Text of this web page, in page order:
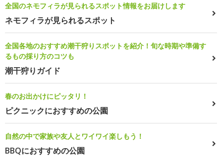
全国のネモフィラが見られるスポット情報をお届けします
ネモフィラが見られるスポット
全国各地のおすすめ潮干狩りスポットを紹介！旬な時期や準備す
るもの採り方のコツも
潮干狩りガイド
春のお出かけにピッタリ！
ピクニックにおすすめの公園
自然の中で家族や友人とワイワイ楽しもう！
BBQにおすすめの公園